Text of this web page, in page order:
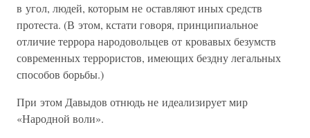
в угол, людей, которым не оставляют иных средств
протеста. (В этом, кстати говоря, принципиальное
отличие террора народовольцев от кровавых безумств
современных террористов, имеющих бездну легальных
способов борьбы.)
При этом Давыдов отнюдь не идеализирует мир
«Народной воли».